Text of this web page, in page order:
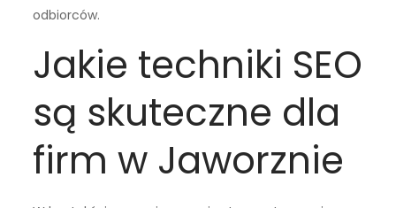
odbiorców.
Jakie techniki SEO
są skuteczne dla
firm w Jaworznie